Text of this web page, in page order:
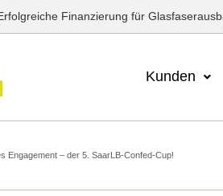
Finanzierung für
Kunden
Engagement – der 5. SaarLB-Confed-Cup!